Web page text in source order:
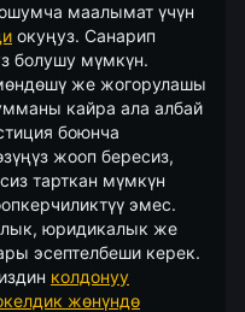
маалымат үчүн
окуңуз. Санарип
болушу мүмкүн.
же жогорулашы
кайра ала албай
боюнча
жооп бересиз,
тарткан мүмкүн
эмес.
юридикалык же
эсептелбеши керек.
колдонуу
жөнүндө